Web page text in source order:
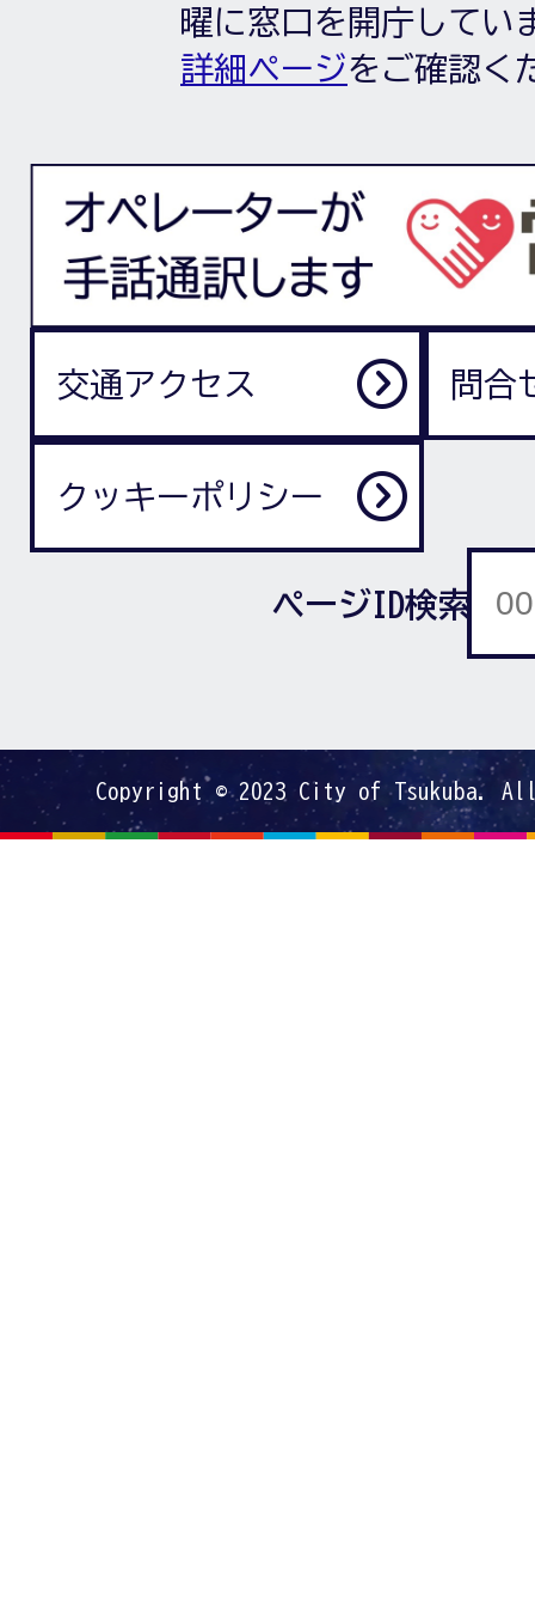
曜に窓口を開庁してい
詳細ページをご確認く
交通アクセス 問合
クッキーポリシー
ページID検索
Copyright © 2023 City of Tsukuba.